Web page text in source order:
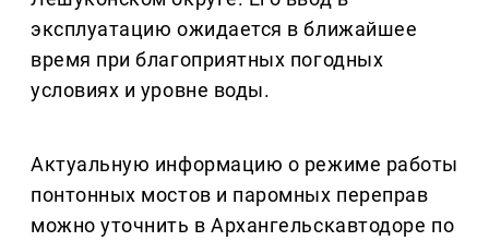
эксплуатацию ожидается в ближайшее
время при благоприятных погодных
условиях и уровне воды.
Актуальную информацию о режиме работы
понтонных мостов и паромных переправ
можно уточнить в Архангельскавтодоре по